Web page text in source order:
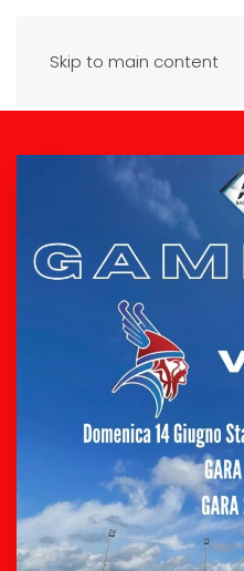
Skip to main content